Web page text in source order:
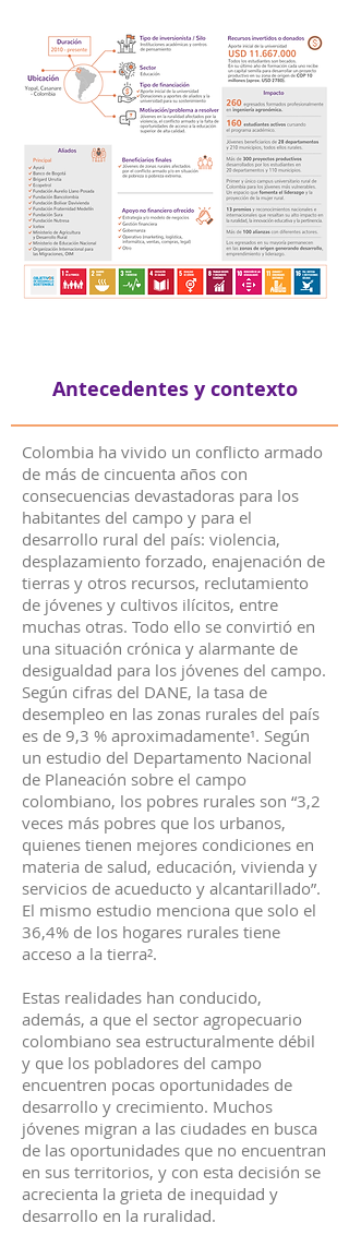
Antecedentes y contexto
Colombia ha vivido un conflicto armado
de más de cincuenta años con
consecuencias devastadoras para los
habitantes del campo y para el
desarrollo rural del país: violencia,
desplazamiento forzado, enajenación de
tierras y otros recursos, reclutamiento
de jóvenes y cultivos ilícitos, entre
muchas otras. Todo ello se convirtió en
una situación crónica y alarmante de
desigualdad para los jóvenes del campo.
Según cifras del DANE, la tasa de
desempleo en las zonas rurales del país
es de 9,3 % aproximadamente¹. Según
un estudio del Departamento Nacional
de Planeación sobre el campo
colombiano, los pobres rurales son “3,2
veces más pobres que los urbanos,
quienes tienen mejores condiciones en
materia de salud, educación, vivienda y
servicios de acueducto y alcantarillado”.
El mismo estudio menciona que solo el
36,4% de los hogares rurales tiene
acceso a la tierra².
Estas realidades han conducido,
además, a que el sector agropecuario
colombiano sea estructuralmente débil
y que los pobladores del campo
encuentren pocas oportunidades de
desarrollo y crecimiento. Muchos
jóvenes migran a las ciudades en busca
de las oportunidades que no encuentran
en sus territorios, y con esta decisión se
acrecienta la grieta de inequidad y
desarrollo en la ruralidad.